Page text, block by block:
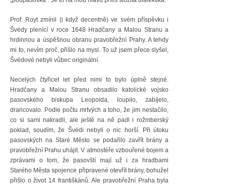
Prof. Royt zmínil (i když decentně) ve svém příspěvku i
Švédy plenící v roce 1648 Hradčany a Malou Stranu a
hrdinnou a úspěšnou obranu pravobřežní Prahy. A tehdy
mi to, nevím proč, přišlo na mysl. To už jsem přece slyšel,
Švédové nebyli vůbec originální.
Necelých čtyřicet let před nimi to bylo úplně stejné.
Hradčany a Malou Stranu obsadilo katolické vojsko
pasovského biskupa Leopolda, loupilo, zabíjelo,
drancovalo. Podle počtu mrtvých a toho, že jim nestačilo,
co si sami nakradli, ale ještě na ně padl i rožmberský
poklad, soudím, že Švédi nebyli o nic horší. Při útoku
pasovských na Staré Město se podařilo zavřít brány a
pravobřežní Prahu uhájit. V atmosféře vzbouřené bojem a
zprávami o tom, že pasovští mají už i za hradbami
Starého Města spojence připravené otevřít brány, bohužel
přišlo o život 14 františkánů. Ale pravobřežní Praha byla